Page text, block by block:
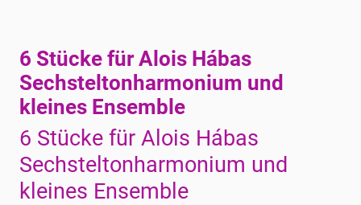
Werke
6 Stücke für Alois Hábas
Sechsteltonharmonium und
kleines Ensemble
6 Stücke für Alois Hábas
Sechsteltonharmonium und
kleines Ensemble